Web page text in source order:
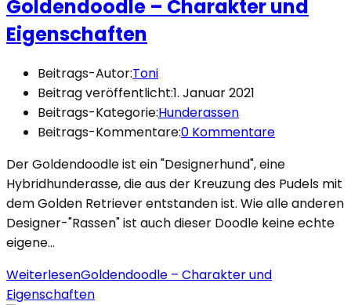
Goldendoodle – Charakter und
Eigenschaften
Beitrags-Autor:Toni
Beitrag veröffentlicht:1. Januar 2021
Beitrags-Kategorie:Hunderassen
Beitrags-Kommentare:0 Kommentare
Der Goldendoodle ist ein "Designerhund", eine
Hybridhunderasse, die aus der Kreuzung des Pudels mit
dem Golden Retriever entstanden ist. Wie alle anderen
Designer-"Rassen" ist auch dieser Doodle keine echte
eigene…
WeiterlesenGoldendoodle – Charakter und
Eigenschaften